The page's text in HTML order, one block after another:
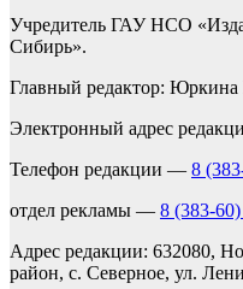
Учредитель ГАУ НСО
Сибирь».
Главный редактор: Юркина
Электронный адрес
Телефон редакции — 8
отдел рекламы — 8 (383-
Адрес редакции: 632080,
район, с. Северное, ул.